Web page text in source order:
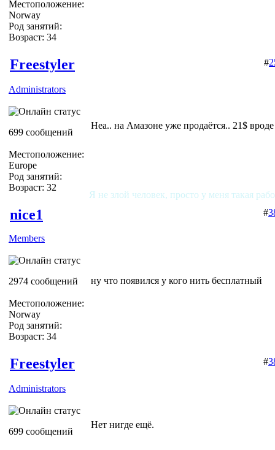
Местоположение:
Norway
Род занятий:
Возраст: 34
Freestyler
Administrators
699 сообщений
Местоположение:
Europe
Род занятий:
Возраст: 32
#
Неа.. на Амазоне уже продаётся.. 21$ вроде
Я не злой человек, просто у меня такая
nice1
Members
2974 сообщений
Местоположение:
Norway
Род занятий:
Возраст: 34
#
ну что появился у кого нить бесплатный
Freestyler
Administrators
699 сообщений
#
Нет нигде ещё.